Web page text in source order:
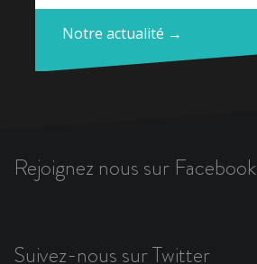
Notre actualité →
Rejoignez nous sur Facebook
Suivez-nous sur Twitter